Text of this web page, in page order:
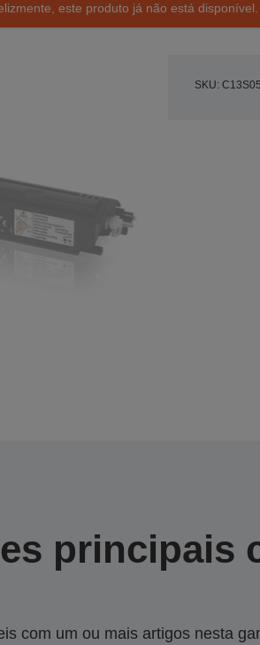
este produto já não está
SKU:
principais
com um ou mais artigos nesta